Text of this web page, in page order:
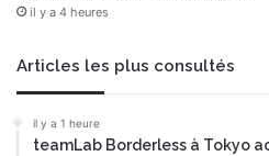
il y a 4 heures
Articles les plus consultés
il y a 1 heure
teamLab Borderless à Tokyo